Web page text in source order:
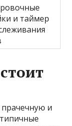
и таймер
прачечную и